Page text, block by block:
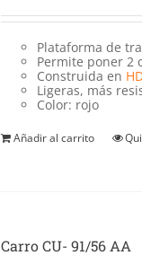
Plataforma de
Permite poner 2
Construida en
Ligeras, más
Color: rojo
Añadir al carrito
Carro CU- 91/56 AA